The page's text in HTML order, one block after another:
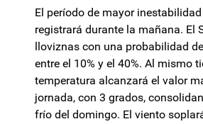
El período de mayor
registrará durante la mañana. El
lloviznas con una probabilidad
entre el 10% y el 40%. Al mismo
temperatura alcanzará el valor
jornada, con 3 grados,
frío del domingo. El viento